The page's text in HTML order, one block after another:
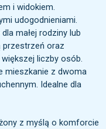
i widokiem.
udogodnieniami.
małej rodziny lub
przestrzeń oraz
liczby osób.
mieszkanie z dwoma
Idealne dla
z myślą o komforcie